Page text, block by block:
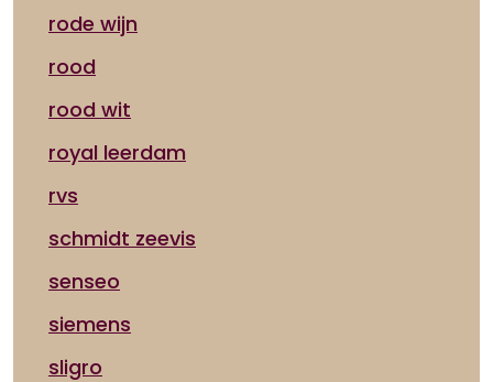
rode wijn
rood
rood wit
royal leerdam
rvs
schmidt zeevis
senseo
siemens
sligro